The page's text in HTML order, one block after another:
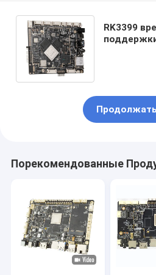
RK3399
Продолжать
Порекомендованные